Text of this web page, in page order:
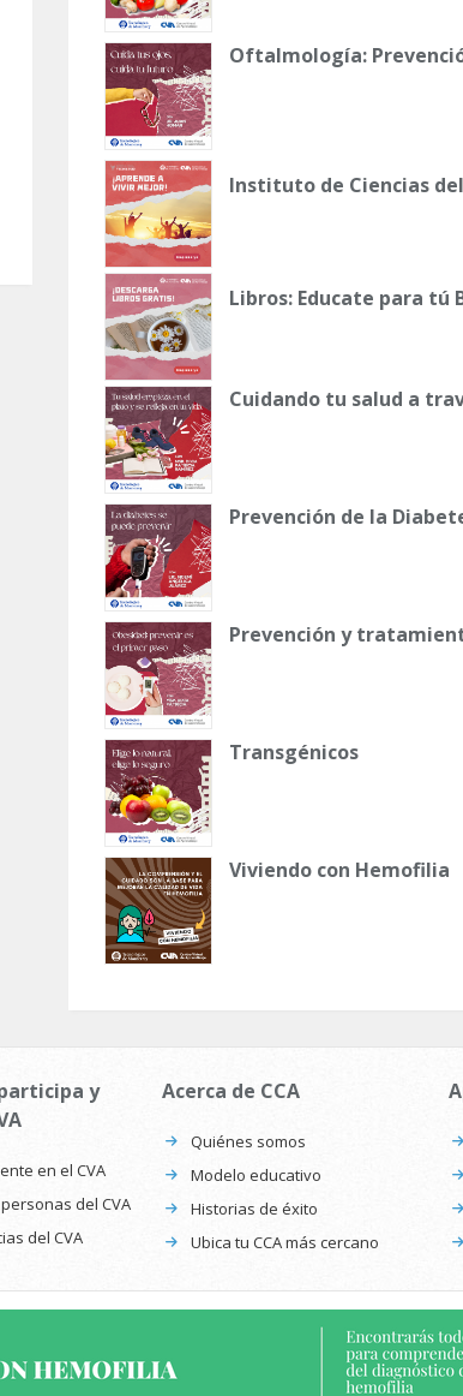
Oftalmología:
Instituto de Ciencias
Libros: Educate para tú
Cuidando tu salud a
Prevención de la
Prevención y
Transgénicos
Viviendo con Hemofilia
y
en el CVA
del CVA
del CVA
Acerca de CCA
Quiénes somos
Modelo educativo
Historias de éxito
Ubica tu CCA más cercano